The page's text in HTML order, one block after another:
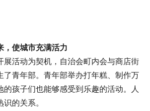
，使城市充满活力
展活动为契机，自治会町内会与商店街
了青年部。青年部举办打年糕、制作万
的孩子们也能够感受到乐趣的活动。人
的关系。